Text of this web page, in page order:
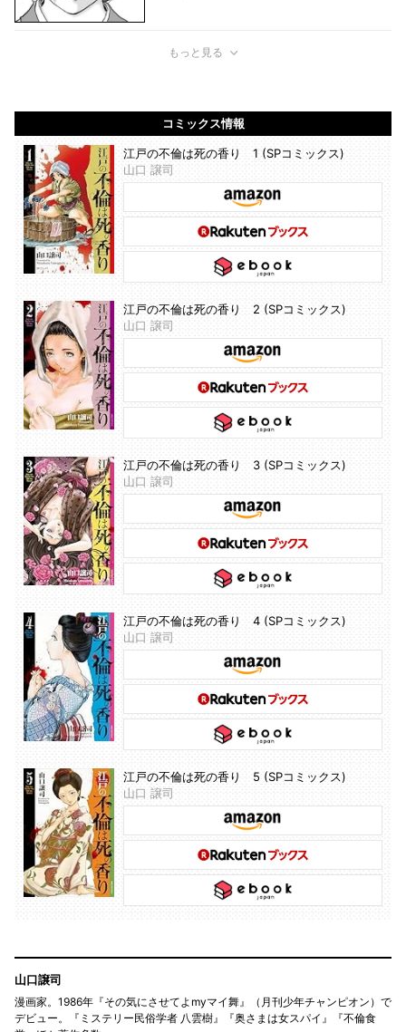
もっと見る
コミックス情報
江戸の不倫は死の香り 1 (SPコミックス)
山口 譲司
江戸の不倫は死の香り 2 (SPコミックス)
山口 譲司
江戸の不倫は死の香り 3 (SPコミックス)
山口 譲司
江戸の不倫は死の香り 4 (SPコミックス)
山口 譲司
江戸の不倫は死の香り 5 (SPコミックス)
山口 譲司
山口譲司
漫画家。1986年『その気にさせてよmyマイ舞』（月刊少年チャンピオン）で
デビュー。『ミステリー民俗学者 八雲樹』『奥さまは女スパイ』『不倫食